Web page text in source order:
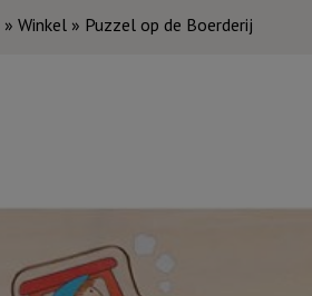
» Winkel » Puzzel op de Boerderij